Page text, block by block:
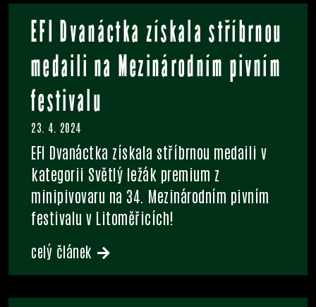
EFI Dvanáctka získala stříbrnou
medaili na Mezinárodním pivním
festivalu
23. 4. 2024
EFI Dvanáctka získala stříbrnou medaili v
kategorii Světlý ležák premium z
minipivovaru na 34. Mezinárodním pivním
festivalu v Litoměřicích!
celý článek